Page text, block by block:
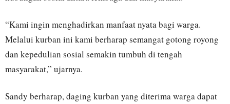
“Kami ingin menghadirkan manfaat nyata bagi warga.
Melalui kurban ini kami berharap semangat gotong royong
dan kepedulian sosial semakin tumbuh di tengah
masyarakat,” ujarnya.
Sandy berharap, daging kurban yang diterima warga dapat